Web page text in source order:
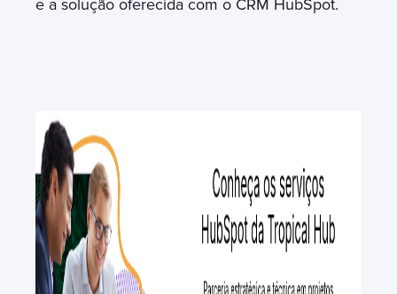
e a solução oferecida com o CRM HubSpot.